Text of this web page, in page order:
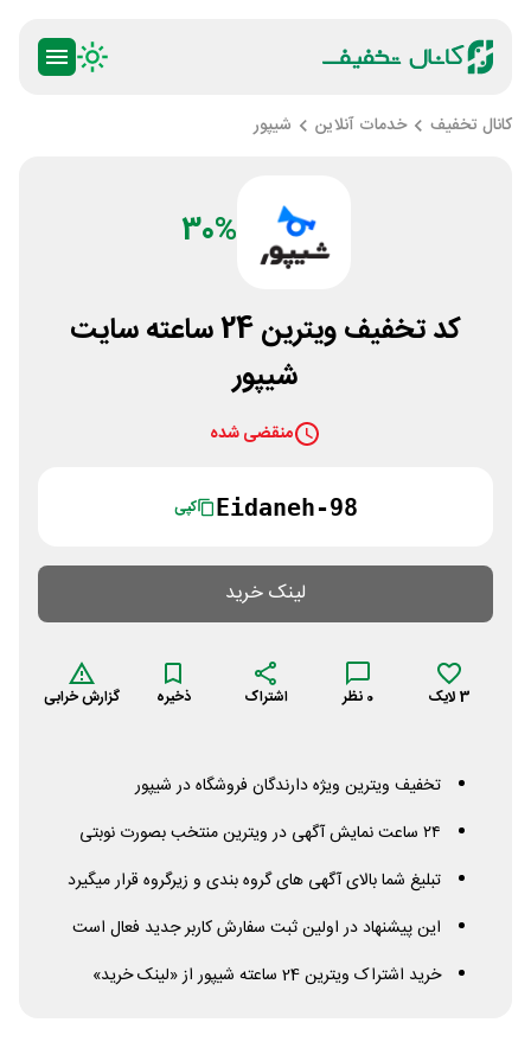
کانال تخفیف خدمات آنلاین شیپور
30%
کد تخفیف ویترین 24 ساعته سایت
شیپور
منقضی شده
Eidaneh-98 کپی
لینک خرید
3 لایک 0 نظر اشتراک ذخیره گزارش خرابی
تخفیف ویترین ویژه دارندگان فروشگاه در شیپور
۲۴ ساعت نمایش آگهی در ویترین منتخب بصورت نوبتی
تبلیغ شما بالای آگهی های گروه بندی و زیرگروه قرار میگیرد
این پیشنهاد در اولین ثبت سفارش کاربر جدید فعال است
خرید اشتراک ویترین 24 ساعته شیپور از «لینک خرید»